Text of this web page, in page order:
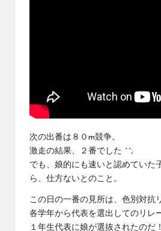
次の出番は８０m競争。
激走の結果、２番でした ^^;
でも、娘的にも速いと認めていた
ら、仕方ないとのこと。
この日の一番の見所は、色別対抗
各学年から代表を選出してのリレ
１年生代表に娘が選抜されたのだ！